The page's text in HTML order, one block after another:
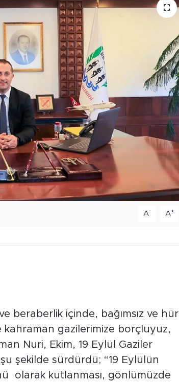
A- A+
beraberlik içinde, bağımsız ve hür
kahraman gazilerimize borçluyuz,
Nuri, Ekim, 19 Eylül Gaziler
şu şekilde sürdürdü; “19 Eylülün
olarak kutlanması, gönlümüzde